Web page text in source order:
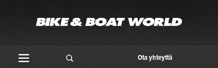
Ota yhteyttä